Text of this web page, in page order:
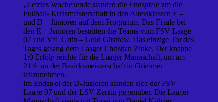
„Letztes Wochenende standen die Endspiele um die
Fußball- Kreismeisterschaft in den Altersklassen E –
und D – Junioren auf dem Programm. Das Finale bei
den E – Junioren bestritten die Teams vom FSV Laage
07 und VfL Grün – Gold Güstrow. Das einzige Tor des
Tages gelang dem Laager Christian Zinke. Der knappe
1:0 Erfolg reichte für die Laager Mannschaft, um am
21.6. an der Bezirksmeisterschaft in Grimmen
teilzunehmen.
Im Endspiel der D-Junioren standen sich der FSV
Laage 07 und der LSV Zernin gegenüber. Die Laager